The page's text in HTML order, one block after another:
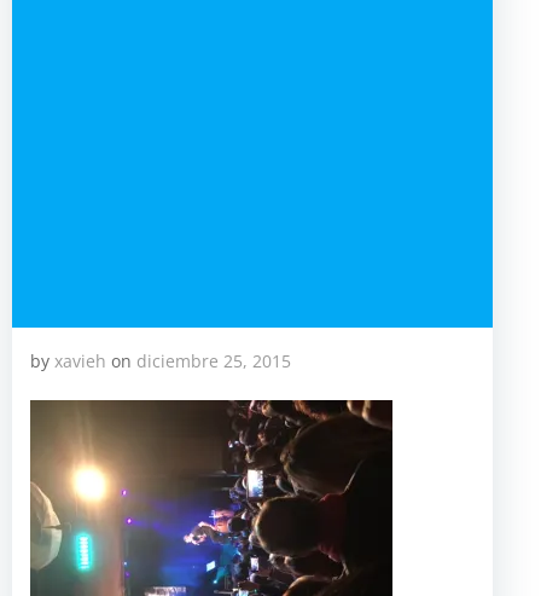
by xavieh on diciembre 25, 2015